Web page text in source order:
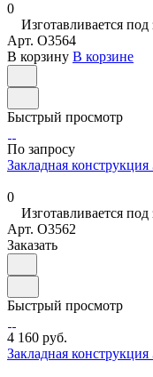
0
Изготавливается под
Арт. O3564
В корзину В корзине
Быстрый просмотр
По запросу
Закладная
0
Изготавливается под
Арт. O3562
Заказать
Быстрый просмотр
4 160 руб.
Закладная